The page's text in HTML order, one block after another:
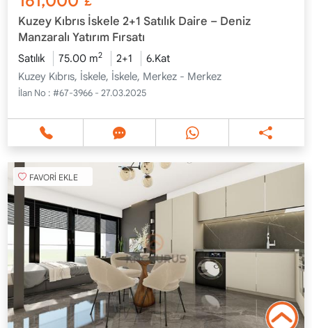
Kuzey Kıbrıs İskele 2+1 Satılık Daire – Deniz
Manzaralı Yatırım Fırsatı
Satılık 75.00 m2 2+1
6.Kat
Kuzey Kıbrıs, İskele, İskele, Merkez - Merkez
İlan No : #67-3966 - 27.03.2025
FAVORİ EKLE